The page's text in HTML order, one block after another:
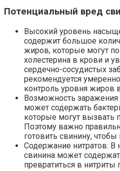
Потенциальный вред
Высокий уровень
содержит большое
жиров, которые могут
холестерина в крови и
сердечно-сосудистых
рекомендуется
контроль уровня жиров
Возможность заражения
может содержать
которые могут вызвать
Поэтому важно
готовить свинину,
Содержание нитратов: В
свинина может
превратиться в